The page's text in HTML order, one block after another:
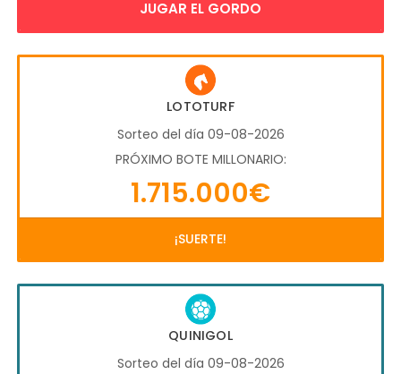
JUGAR EL GORDO
LOTOTURF
Sorteo del día 09-08-2026
PRÓXIMO BOTE MILLONARIO:
1.715.000€
¡SUERTE!
QUINIGOL
Sorteo del día 09-08-2026